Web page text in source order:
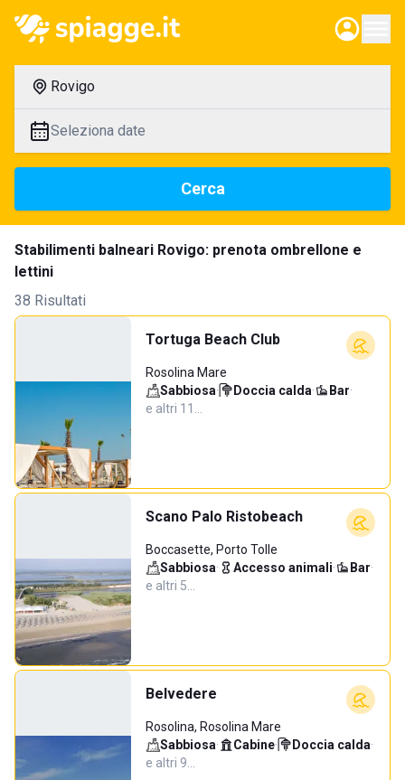
Rovigo
Seleziona date
Cerca
Stabilimenti balneari Rovigo: prenota ombrellone e
lettini
38 Risultati
Tortuga Beach Club
Rosolina Mare
Sabbiosa· Doccia calda· Bar·
e altri 11…
Scano Palo Ristobeach
Boccasette, Porto Tolle
Sabbiosa· Accesso animali· Bar·
e altri 5…
Belvedere
Rosolina, Rosolina Mare
Sabbiosa· Cabine· Doccia calda·
e altri 9…